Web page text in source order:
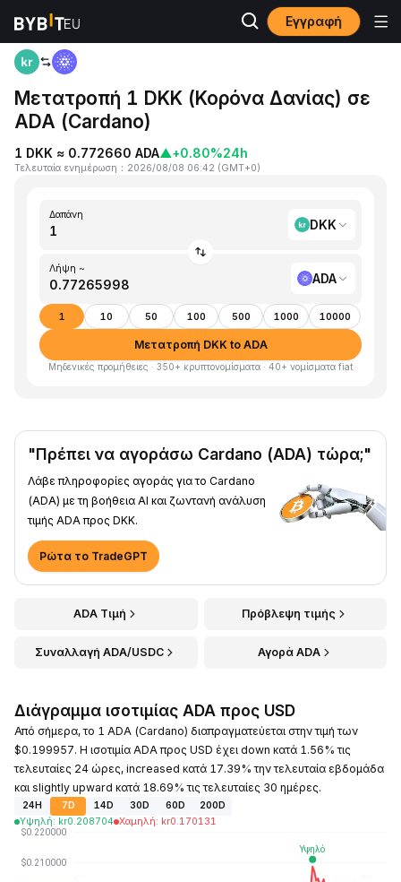
Εγγραφή
Αρχική DKK to ADA
Μετατροπή 1 DKK (Κορόνα Δανίας) σε
ADA (Cardano)
1 DKK ≈ 0.772660 ADA▲+0.80%24h
Τελευταία ενημέρωση ： 2026/08/08 06:42 (GMT+0)
Δαπάνη
DKK
Λήψη ~
ADA
1 10 50 100 500 1000 10000
Μετατροπή DKK to ADA
Μηδενικές προμήθειες · 350+ κρυπτονομίσματα · 40+ νομίσματα fiat
"Πρέπει να αγοράσω Cardano (ADA) τώρα;"
Λάβε πληροφορίες αγοράς για το Cardano
(ADA) με τη βοήθεια AI και ζωντανή ανάλυση
τιμής ADA προς DKK.
Ρώτα το TradeGPT
ADA Τιμή Πρόβλεψη τιμής
Συναλλαγή ADA/USDC Αγορά ADA
Διάγραμμα ισοτιμίας ADA προς USD
Από σήμερα, το 1 ADA (Cardano) διαπραγματεύεται στην τιμή των
$0.199957. Η ισοτιμία ADA προς USD έχει down κατά 1.56% τις
τελευταίες 24 ώρες, increased κατά 17.39% την τελευταία εβδομάδα
και slightly upward κατά 18.69% τις τελευταίες 30 ημέρες.
24H 7D 14D 30D 60D
200D
Υψηλή: kr0.208704 Χαμηλή: kr0.170131